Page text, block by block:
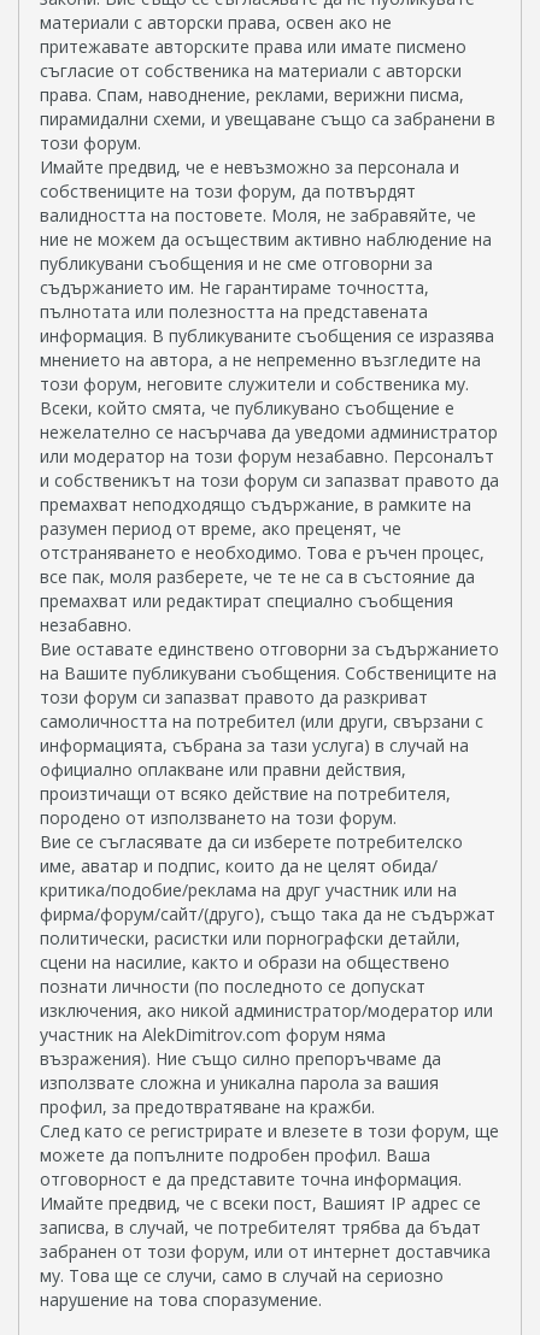
материали с авторски права, освен ако не
притежавате авторските права или имате писмено
съгласие от собственика на материали с авторски
права. Спам, наводнение, реклами, верижни писма,
пирамидални схеми, и увещаване също са забранени в
този форум.
Имайте предвид, че е невъзможно за персонала и
собствениците на този форум, да потвърдят
валидността на постовете. Моля, не забравяйте, че
ние не можем да осъществим активно наблюдение на
публикувани съобщения и не сме отговорни за
съдържанието им. Не гарантираме точността,
пълнотата или полезността на представената
информация. В публикуваните съобщения се изразява
мнението на автора, а не непременно възгледите на
този форум, неговите служители и собственика му.
Всеки, който смята, че публикувано съобщение е
нежелателно се насърчава да уведоми администратор
или модератор на този форум незабавно. Персоналът
и собственикът на този форум си запазват правото да
премахват неподходящо съдържание, в рамките на
разумен период от време, ако преценят, че
отстраняването е необходимо. Това е ръчен процес,
все пак, моля разберете, че те не са в състояние да
премахват или редактират специално съобщения
незабавно.
Вие оставате единствено отговорни за съдържанието
на Вашите публикувани съобщения. Собствениците на
този форум си запазват правото да разкриват
самоличността на потребител (или други, свързани с
информацията, събрана за тази услуга) в случай на
официално оплакване или правни действия,
произтичащи от всяко действие на потребителя,
породено от използването на този форум.
Вие се съгласявате да си изберете потребителско
име, аватар и подпис, които да не целят обида/
критика/подобие/реклама на друг участник или на
фирма/форум/сайт/(друго), също така да не съдържат
политически, расистки или порнографски детайли,
сцени на насилие, както и образи на обществено
познати личности (по последното се допускат
изключения, ако никой администратор/модератор или
участник на AlekDimitrov.com форум няма
възражения). Ние също силно препоръчваме да
използвате сложна и уникална парола за вашия
профил, за предотвратяване на кражби.
След като се регистрирате и влезете в този форум, ще
можете да попълните подробен профил. Ваша
отговорност е да представите точна информация.
Имайте предвид, че с всеки пост, Вашият IP адрес се
записва, в случай, че потребителят трябва да бъдат
забранен от този форум, или от интернет доставчика
му. Това ще се случи, само в случай на сериозно
нарушение на това споразумение.